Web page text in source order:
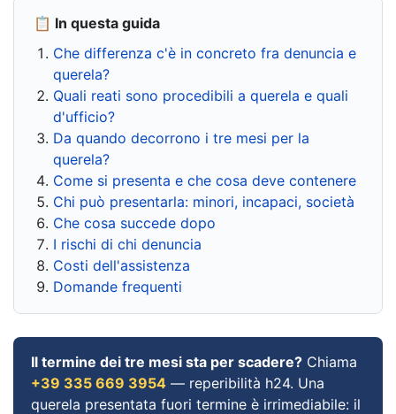
📋 In questa guida
Che differenza c'è in concreto fra denuncia e
querela?
Quali reati sono procedibili a querela e quali
d'ufficio?
Da quando decorrono i tre mesi per la
querela?
Come si presenta e che cosa deve contenere
Chi può presentarla: minori, incapaci, società
Che cosa succede dopo
I rischi di chi denuncia
Costi dell'assistenza
Domande frequenti
Il termine dei tre mesi sta per scadere? Chiama
+39 335 669 3954 — reperibilità h24. Una
querela presentata fuori termine è irrimediabile: il